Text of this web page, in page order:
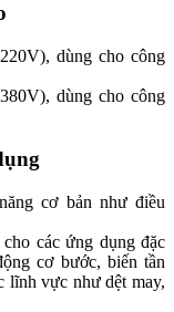
dùng cho công
dùng cho công
cơ bản như điều
các ứng dụng đặc
cơ bước, biến tần
lĩnh vực như dệt may,